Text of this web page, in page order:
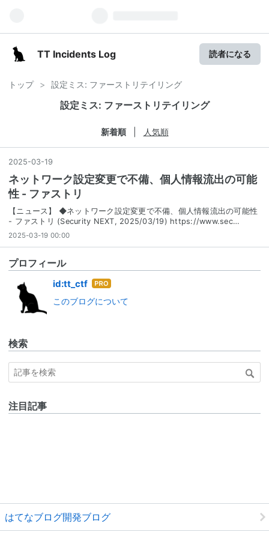
TT Incidents Log 読者になる
トップ > 設定ミス: ファーストリテイリング
設定ミス: ファーストリテイリング
新着順 人気順
2025-03-19
ネットワーク設定変更で不備、個人情報流出の可能
性 - ファストリ
【ニュース】 ◆ネットワーク設定変更で不備、個人情報流出の可能性
- ファストリ (Security NEXT, 2025/03/19) https://www.sec…
2025-03-19 00:00
プロフィール
id:tt_ctf はて
なブ
ログ
このブログについて
検索
注目記事
はてなブログ開発ブログ